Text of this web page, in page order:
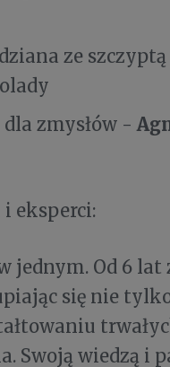
ze
zmysłów -
eksperci:
jednym. Od 6 lat
się nie
wiedzą i